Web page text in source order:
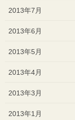
2013年7月
2013年6月
2013年5月
2013年4月
2013年3月
2013年1月